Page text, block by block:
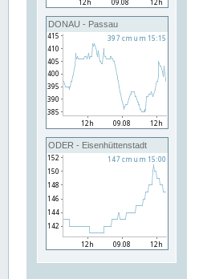
DONAU - Passau
ODER - Eisenhüttenstadt